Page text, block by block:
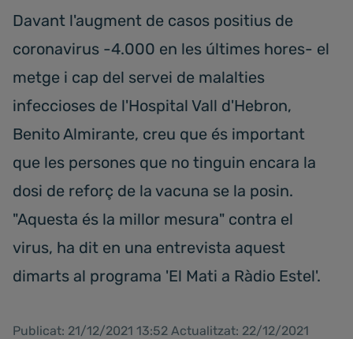
Davant l'augment de casos positius de
coronavirus -4.000 en les últimes hores- el
metge i cap del servei de malalties
infeccioses de l'Hospital Vall d'Hebron,
Benito Almirante, creu que és important
que les persones que no tinguin encara la
dosi de reforç de la vacuna se la posin.
"Aquesta és la millor mesura" contra el
virus, ha dit en una entrevista aquest
dimarts al programa 'El Mati a Ràdio Estel'.
Publicat: 21/12/2021 13:52 Actualitzat: 22/12/2021